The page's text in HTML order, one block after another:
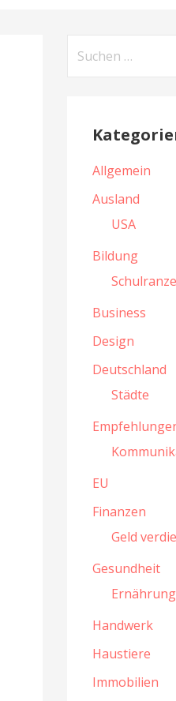
Allgemein
Ausland
USA
Bildung
Business
Design
Deutschland
Städte
EU
Finanzen
Geld
Gesundheit
Ernährung
Handwerk
Haustiere
Immobilien